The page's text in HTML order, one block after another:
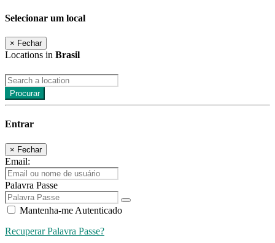
Selecionar um local
× Fechar
Locations in Brasil
Procurar
Entrar
× Fechar
Email:
Palavra Passe
Mantenha-me Autenticado
Recuperar Palavra Passe?